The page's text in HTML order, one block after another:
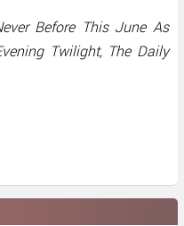
Before This June As
Twilight, The Daily